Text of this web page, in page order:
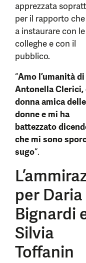
apprezzata
per il rapporto
a instaurare con le
colleghe e con il
pubblico.
“Amo l’umanità di
Antonella Clerici,
donna amica delle
donne e mi ha
battezzato
che mi sono
sugo“.
per Daria
Bignardi
Silvia
Toffanin